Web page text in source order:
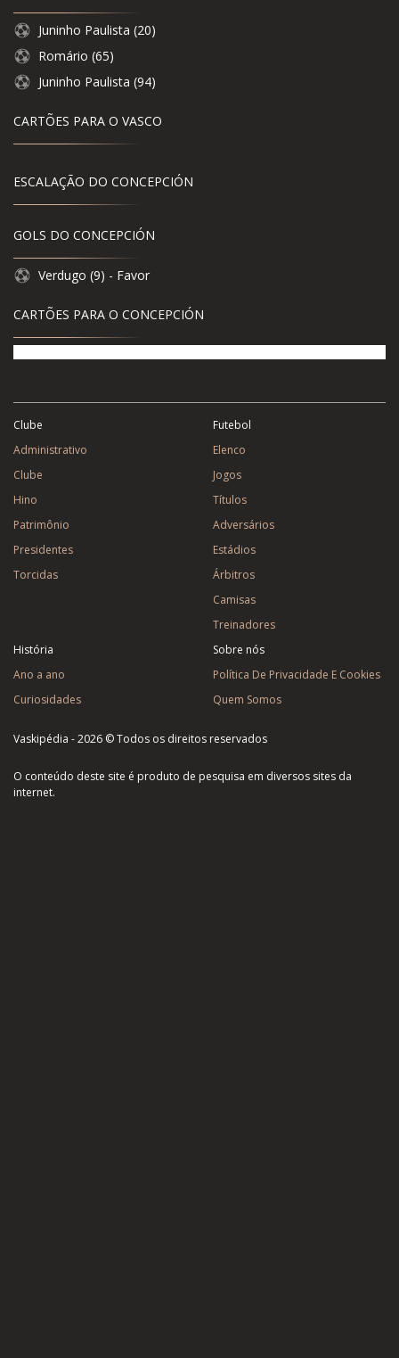
Juninho Paulista (20)
Romário (65)
Juninho Paulista (94)
CARTÕES PARA O VASCO
ESCALAÇÃO DO CONCEPCIÓN
GOLS DO CONCEPCIÓN
Verdugo (9) - Favor
CARTÕES PARA O CONCEPCIÓN
Clube
Administrativo
Clube
Hino
Patrimônio
Presidentes
Torcidas
Futebol
Elenco
Jogos
Títulos
Adversários
Estádios
Árbitros
Camisas
Treinadores
História
Ano a ano
Curiosidades
Sobre nós
Política De Privacidade E Cookies
Quem Somos
Vaskipédia - 2026 © Todos os direitos reservados
O conteúdo deste site é produto de pesquisa em diversos sites da
internet.